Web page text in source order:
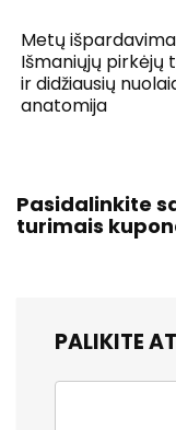
Metų
Išmaniųjų pirkėjų
ir didžiausių
anatomija
Pasidalinkite
turimais
PALIKITE